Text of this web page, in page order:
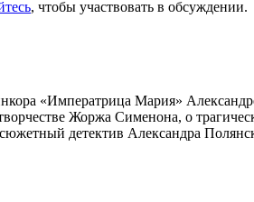
, чтобы участвовать в обсуждении.
«Императрица Мария»
Жоржа Сименона, о
детектив Александра